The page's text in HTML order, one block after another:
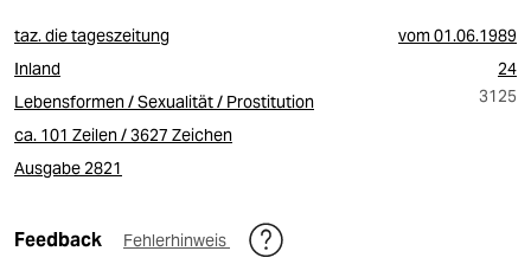
taz. die tageszeitung vom01.06.1989
Inland
24
Lebensformen / Sexualität / Prostitution
3125
ca. 101 Zeilen / 3627 Zeichen
Ausgabe 2821
Feedback Fehlerhinweis